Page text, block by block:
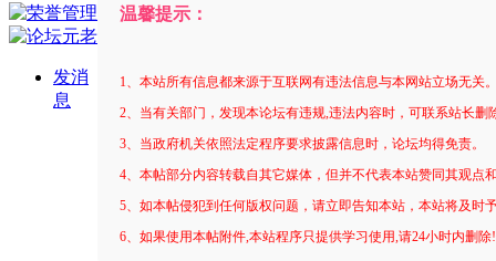
发消
息
温馨提示：
1、本站所有信息都来源于互联网有违法信息与本网站立场无关。
2、当有关部门，发现本论坛有违规,违法内容时，可联系站长删
3、当政府机关依照法定程序要求披露信息时，论坛均得免责。
4、本帖部分内容转载自其它媒体，但并不代表本站赞同其观点
5、如本帖侵犯到任何版权问题，请立即告知本站，本站将及时
6、如果使用本帖附件,本站程序只提供学习使用,请24小时内删